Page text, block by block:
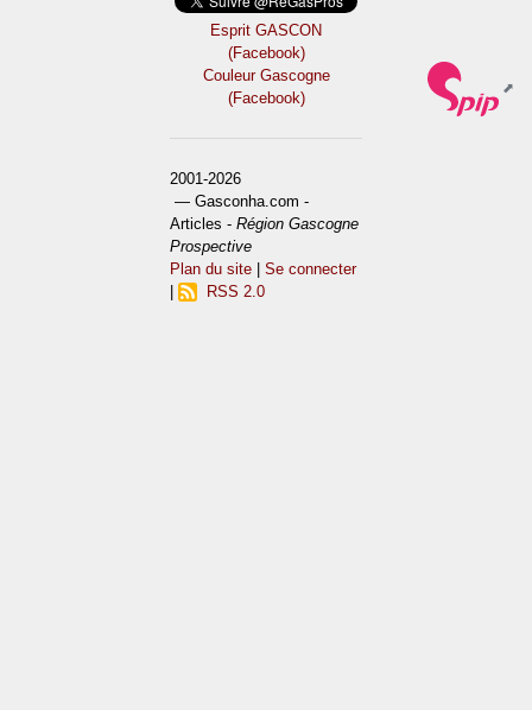
Esprit GASCON
(Facebook)
Couleur Gascogne
(Facebook)
2001-2026
— Gasconha.com -
Articles -Région Gascogne
Prospective
Plan du site |Se connecter
RSS 2.0